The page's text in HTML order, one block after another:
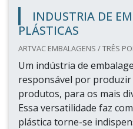
INDUSTRIA DE
PLÁSTICAS
ARTVAC EMBALAGENS / TRÊS
Um indústria de
responsável por produzir
produtos, para os mais
Essa versatilidade faz
plástica torne-se